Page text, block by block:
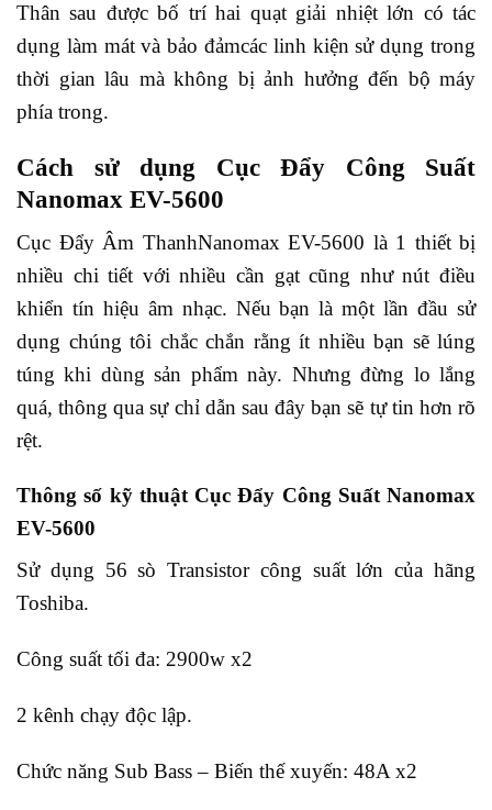
Thân sau được bố trí hai quạt giải nhiệt lớn có tác
dụng làm mát và bảo đảmcác linh kiện sử dụng trong
thời gian lâu mà không bị ảnh hưởng đến bộ máy
phía trong.
Cách sử dụng Cục Đẩy Công Suất
Nanomax EV-5600
Cục Đẩy Âm ThanhNanomax EV-5600 là 1 thiết bị
nhiều chi tiết với nhiều cần gạt cũng như nút điều
khiển tín hiệu âm nhạc. Nếu bạn là một lần đầu sử
dụng chúng tôi chắc chắn rằng ít nhiều bạn sẽ lúng
túng khi dùng sản phẩm này. Nhưng đừng lo lắng
quá, thông qua sự chỉ dẫn sau đây bạn sẽ tự tin hơn rõ
rệt.
Thông số kỹ thuật Cục Đẩy Công Suất Nanomax
EV-5600
Sử dụng 56 sò Transistor công suất lớn của hãng
Toshiba.
Công suất tối đa: 2900w x2
2 kênh chạy độc lập.
Chức năng Sub Bass – Biến thế xuyến: 48A x2